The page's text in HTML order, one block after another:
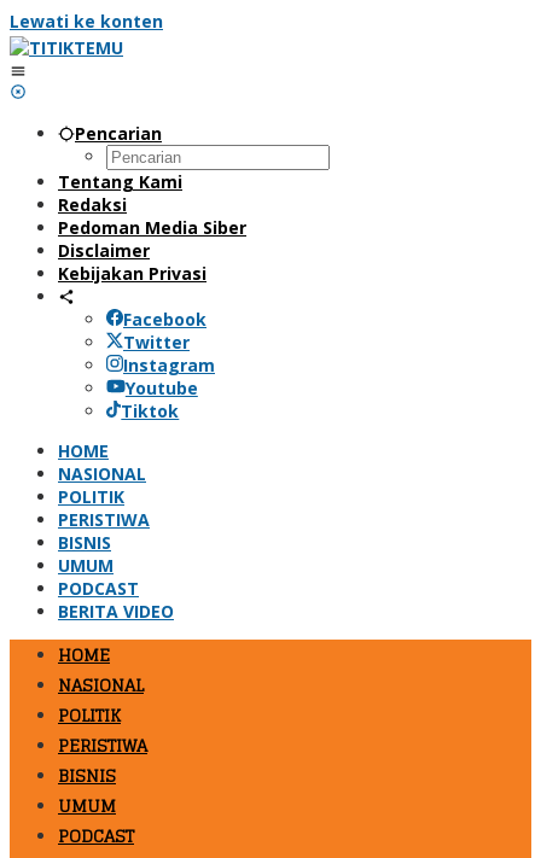
Lewati ke konten
Pencarian
Tentang Kami
Redaksi
Pedoman Media Siber
Disclaimer
Kebijakan Privasi
Facebook
Twitter
Instagram
Youtube
Tiktok
HOME
NASIONAL
POLITIK
PERISTIWA
BISNIS
UMUM
PODCAST
BERITA VIDEO
HOME
NASIONAL
POLITIK
PERISTIWA
BISNIS
UMUM
PODCAST